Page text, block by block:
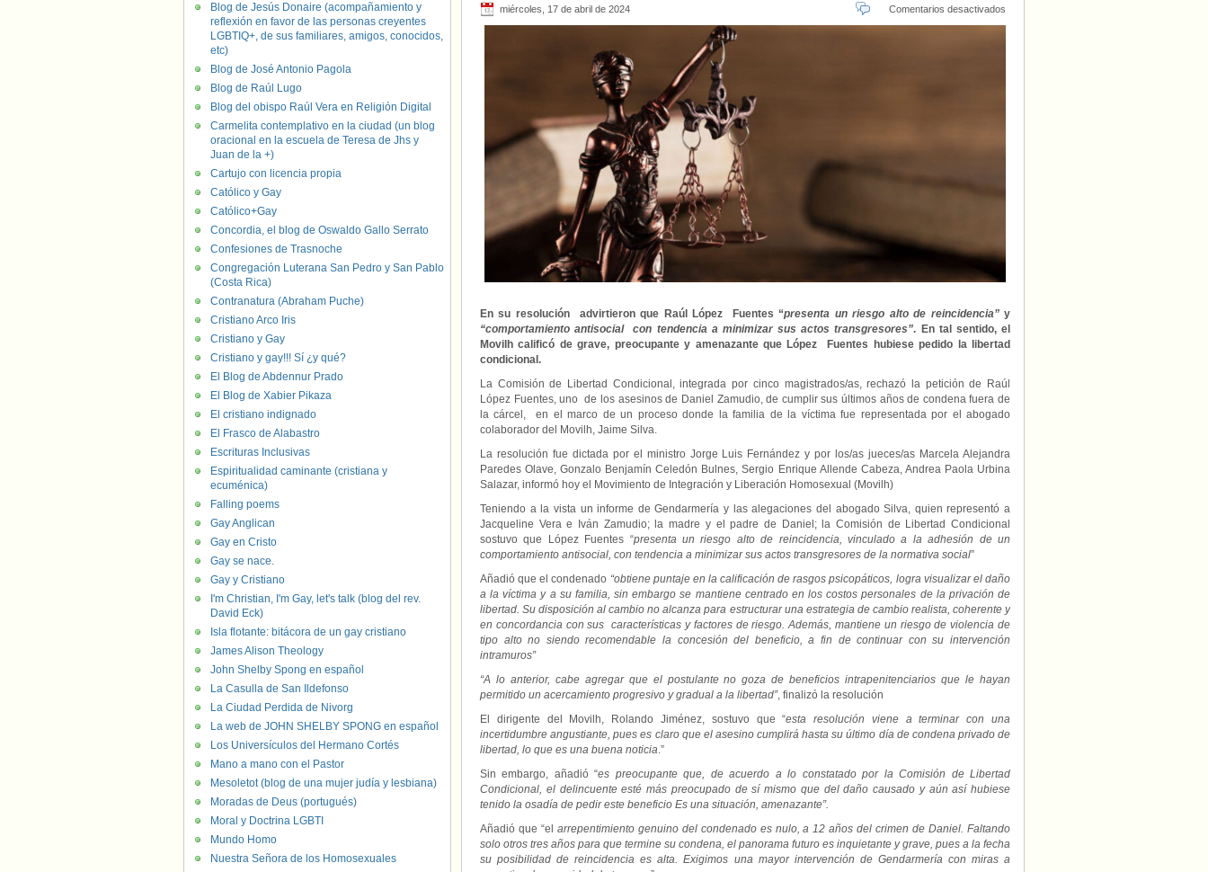
miércoles, 17 de abril de 2024 Comentarios desactivados
En su resolución advirtieron que Raúl López Fuentes “presenta un riesgo alto de reincidencia”y
“comportamiento antisocial con tendencia a minimizar sus actos transgresores”. En tal sentido, el
Movilh calificó de grave, preocupante y amenazante que López Fuentes hubiese pedido la libertad
condicional.
La Comisión de Libertad Condicional, integrada por cinco magistrados/as, rechazó la petición de Raúl
López Fuentes, uno de los asesinos de Daniel Zamudio, de cumplir sus últimos años de condena fuera de
la cárcel, en el marco de un proceso donde la familia de la víctima fue representada por el abogado
colaborador del Movilh, Jaime Silva.
La resolución fue dictada por el ministro Jorge Luis Fernández y por los/as jueces/as Marcela Alejandra
Paredes Olave, Gonzalo Benjamín Celedón Bulnes, Sergio Enrique Allende Cabeza, Andrea Paola Urbina
Salazar, informó hoy el Movimiento de Integración y Liberación Homosexual (Movilh)
Teniendo a la vista un informe de Gendarmería y las alegaciones del abogado Silva, quien representó a
Jacqueline Vera e Iván Zamudio; la madre y el padre de Daniel; la Comisión de Libertad Condicional
sostuvo que López Fuentes “presenta un riesgo alto de reincidencia, vinculado a la adhesión de un
comportamiento antisocial, con tendencia a minimizar sus actos transgresores de la normativa social”
Añadió que el condenado “obtiene puntaje en la calificación de rasgos psicopáticos, logra visualizar el daño
a la víctima y a su familia, sin embargo se mantiene centrado en los costos personales de la privación de
libertad. Su disposición al cambio no alcanza para estructurar una estrategia de cambio realista, coherente y
en concordancia con sus características y factores de riesgo. Además, mantiene un riesgo de violencia de
tipo alto no siendo recomendable la concesión del beneficio, a fin de continuar con su intervención
intramuros”
“A lo anterior, cabe agregar que el postulante no goza de beneficios intrapenitenciarios que le hayan
permitido un acercamiento progresivo y gradual a la libertad”, finalizó la resolución
El dirigente del Movilh, Rolando Jiménez, sostuvo que “esta resolución viene a terminar con una
incertidumbre angustiante, pues es claro que el asesino cumplirá hasta su último día de condena privado de
libertad, lo que es una buena noticia.”
Sin embargo, añadió “es preocupante que, de acuerdo a lo constatado por la Comisión de Libertad
Condicional, el delincuente esté más preocupado de sí mismo que del daño causado y aún así hubiese
tenido la osadía de pedir este beneficio Es una situación, amenazante”.
Añadió que “el arrepentimiento genuino del condenado es nulo, a 12 años del crimen de Daniel. Faltando
solo otros tres años para que termine su condena, el panorama futuro es inquietante y grave, pues a la fecha
su posibilidad de reincidencia es alta. Exigimos una mayor intervención de Gendarmería con miras a
Blog de Jesús Donaire (acompañamiento y
reflexión en favor de las personas creyentes
LGBTIQ+, de sus familiares, amigos, conocidos,
etc)
Blog de José Antonio Pagola
Blog de Raúl Lugo
Blog del obispo Raúl Vera en Religión Digital
Carmelita contemplativo en la ciudad (un blog
oracional en la escuela de Teresa de Jhs y
Juan de la +)
Cartujo con licencia propia
Católico y Gay
Católico+Gay
Concordia, el blog de Oswaldo Gallo Serrato
Confesiones de Trasnoche
Congregación Luterana San Pedro y San Pablo
(Costa Rica)
Contranatura (Abraham Puche)
Cristiano Arco Iris
Cristiano y Gay
Cristiano y gay!!! Sí ¿y qué?
El Blog de Abdennur Prado
El Blog de Xabier Pikaza
El cristiano indignado
El Frasco de Alabastro
Escrituras Inclusivas
Espiritualidad caminante (cristiana y
ecuménica)
Falling poems
Gay Anglican
Gay en Cristo
Gay se nace.
Gay y Cristiano
I'm Christian, I'm Gay, let's talk (blog del rev.
David Eck)
Isla flotante: bitácora de un gay cristiano
James Alison Theology
John Shelby Spong en español
La Casulla de San Ildefonso
La Ciudad Perdida de Nivorg
La web de JOHN SHELBY SPONG en español
Los Universículos del Hermano Cortés
Mano a mano con el Pastor
Mesoletot (blog de una mujer judía y lesbiana)
Moradas de Deus (portugués)
Moral y Doctrina LGBTI
Mundo Homo
Nuestra Señora de los Homosexuales